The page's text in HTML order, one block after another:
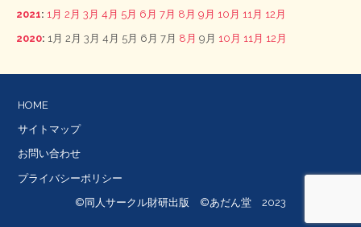
2021: 1月 2月 3月 4月 5月 6月 7月 8月 9月 10月 11月 12月
2020: 1月 2月 3月 4月 5月 6月 7月 8月 9月 10月 11月 12月
HOME
サイトマップ
お問い合わせ
プライバシーポリシー
©同人サークル財研出版 ©あだん堂 2023